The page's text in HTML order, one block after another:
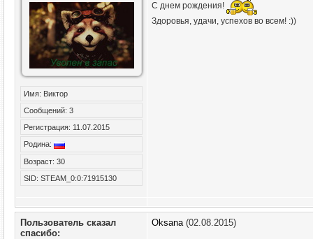
Имя: Виктор
Сообщений: 3
Регистрация: 11.07.2015
Родина:
Возраст: 30
SID: STEAM_0:0:71915130
С днем рождения!
Здоровья, удачи, успехов во всем! :))
Пользователь сказал
cпасибо:
Oksana(02.08.2015)